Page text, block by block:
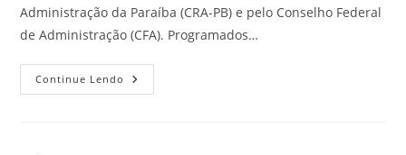
Administração da Paraíba (CRA-PB) e pelo Conselho Federal
de Administração (CFA). Programados…
Continue Lendo Erpa
Nordeste